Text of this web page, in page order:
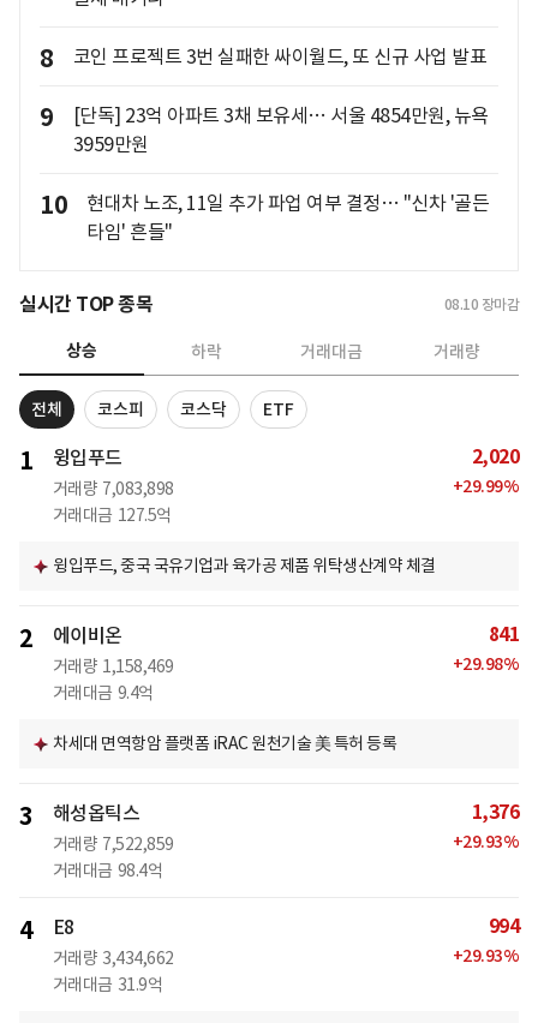
8 코인 프로젝트 3번 실패한 싸이월드, 또 신규 사업 발표
9
[단독] 23억 아파트 3채 보유세… 서울 4854만원, 뉴욕
3959만원
10
현대차 노조, 11일 추가 파업 여부 결정… "신차 '골든
타임' 흔들"
실시간 TOP 종목 08.10 장마감
상승 하락 거래대금 거래량
전체 코스피 코스닥 ETF
1 윙입푸드
거래량 7,083,898
거래대금 127.5억
2,020
+29.99%
윙입푸드, 중국 국유기업과 육가공 제품 위탁생산계약 체결
2 에이비온
거래량 1,158,469
거래대금 9.4억
841
+29.98%
차세대 면역항암 플랫폼 iRAC 원천기술 美 특허 등록
3 해성옵틱스
거래량 7,522,859
거래대금 98.4억
1,376
+29.93%
4 E8
거래량 3,434,662
거래대금 31.9억
994
+29.93%